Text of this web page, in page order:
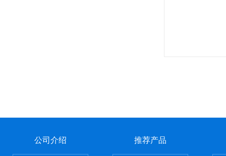
公司介绍 推荐产品